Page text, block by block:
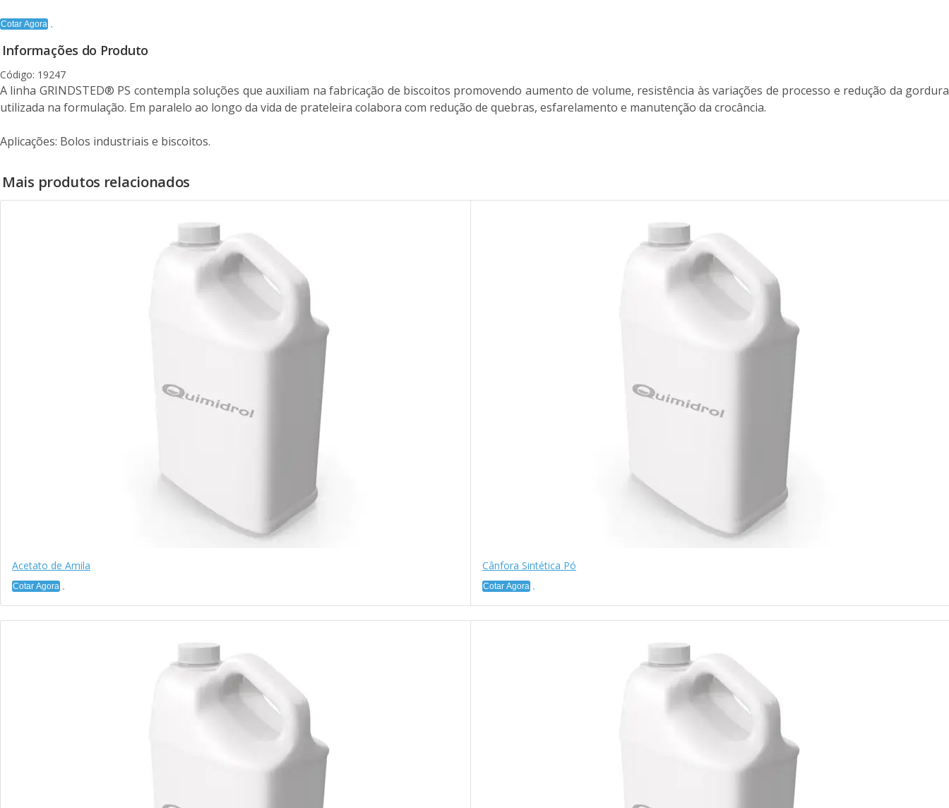
Cotar Agora
Informações do Produto
Código: 19247
A linha GRINDSTED® PS contempla soluções que auxiliam na fabricação de biscoitos promovendo aumento de volume, resistência às variações de processo e redução da gordura
utilizada na formulação. Em paralelo ao longo da vida de prateleira colabora com redução de quebras, esfarelamento e manutenção da crocância.
Aplicações: Bolos industriais e biscoitos.
Mais produtos relacionados
Acetato de Amila
Cotar Agora
Cânfora Sintética Pó
Cotar Agora